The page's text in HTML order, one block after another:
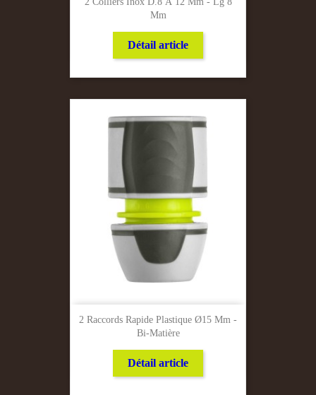
Mm
Détail article
2 Raccords Rapide Plastique Ø15 Mm -
Bi-Matière
Détail article